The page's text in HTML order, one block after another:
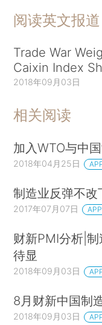
阅读英文报道
Trade War
Caixin Index
2018年09月03日
相关阅读
加入WTO与中
2018年04月25日
制造业反弹不改
2017年07月07日
财新PMI分析|
待显
2018年09月03日
8月财新中国制
2018年09月03日